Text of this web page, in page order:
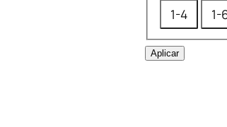
º
d
1-4 1-
Aplicar